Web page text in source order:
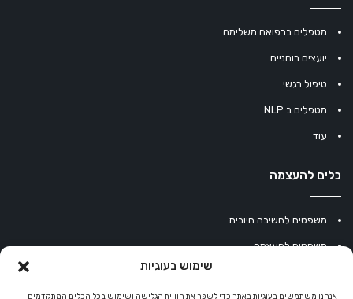
שימוש בעוגיות
אנחנו משתמשים בעוגיות באתר כדי לשפר את חוויית הגלישה ושימוש בכל הכלים המתקדמים
מטפלים ברפואה משלימה
יועצים רוחניים
טיפול רגשי
מטפלים ב NLP
עוד
כלים להעצמה
משפטים לחשיבה חיובית
משפטים להעצמה